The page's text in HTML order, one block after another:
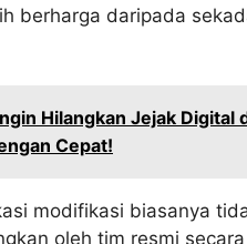
berharga daripada
Hilangkan Jejak Digital
Cepat!
modifikasi biasanya
oleh tim resmi